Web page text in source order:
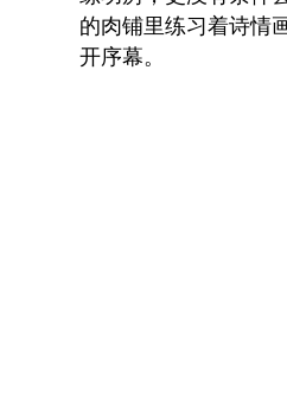
的肉铺里练习着诗情
开序幕。